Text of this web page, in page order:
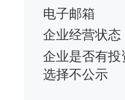
电子邮箱
企业经营状态
企业是否有
选择不公示